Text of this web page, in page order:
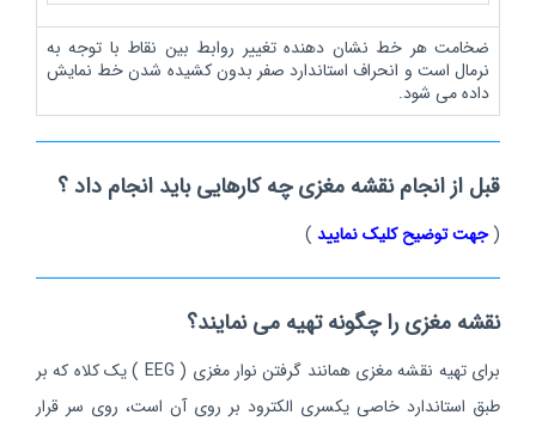
ضخامت هر خط نشان دهنده تغییر روابط بین نقاط با توجه به
نرمال است و انحراف استاندارد صفر بدون کشیده شدن خط نمایش
داده می شود.
قبل از انجام نقشه مغزی چه کارهایی باید انجام داد ؟
(جهت توضیح کلیک نمایید )
نقشه مغزی را چگونه تهیه می نمایند؟
برای تهیه نقشه مغزی همانند گرفتن نوار مغزی ( EEG ) یک کلاه که بر
طبق استاندارد خاصی یکسری الکترود بر روی آن است، روی سر قرار